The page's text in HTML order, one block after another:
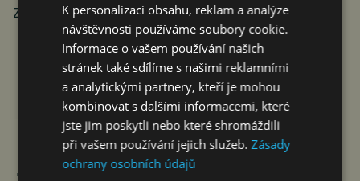
Zdroj: PRONATAL
K personalizaci obsahu, reklam a analýze
návštěvnosti používáme soubory cookie.
Informace o vašem používání našich
stránek také sdílíme s našimi reklamními
a analytickými partnery, kteří je mohou
kombinovat s dalšími informacemi, které
jste jim poskytli nebo které shromáždili
při vašem používání jejich služeb.Zásady
ochrany osobních údajů